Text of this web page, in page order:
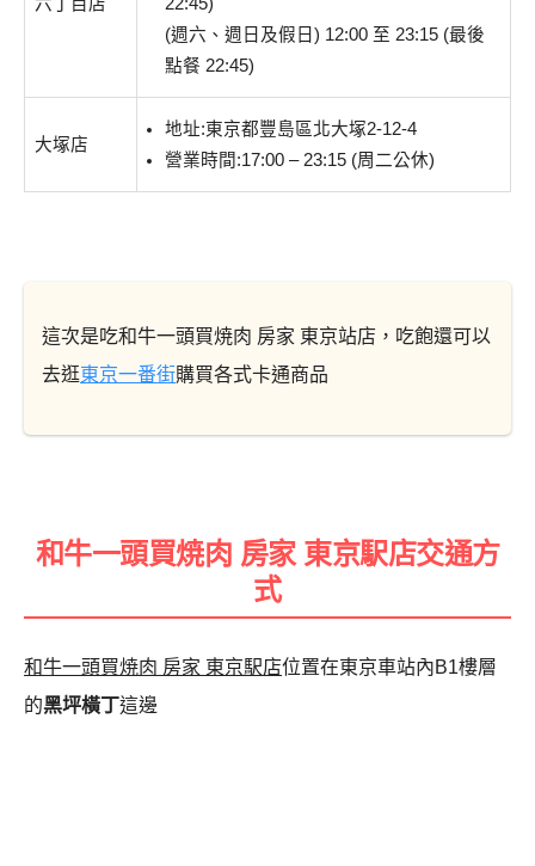
(週六、週日及假日) 12:00 至 23:15 (最後
點餐 22:45)
大塚店
地址:東京都豐島區北大塚2-12-4
營業時間:17:00 – 23:15 (周二公休)
這次是吃和牛一頭買焼肉 房家 東京站店，吃飽還可以
去逛東京一番街購買各式卡通商品
和牛一頭買焼肉 房家 東京駅店交通方
式
和牛一頭買焼肉 房家 東京駅店位置在東京車站內B1樓層
的黑坪橫丁這邊